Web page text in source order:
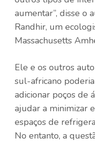
aumentar”, disse o
Randhir, um
Massachusetts
Ele e os outros
sul-africano
adicionar poços de
ajudar a minimizar
espaços de
No entanto, a